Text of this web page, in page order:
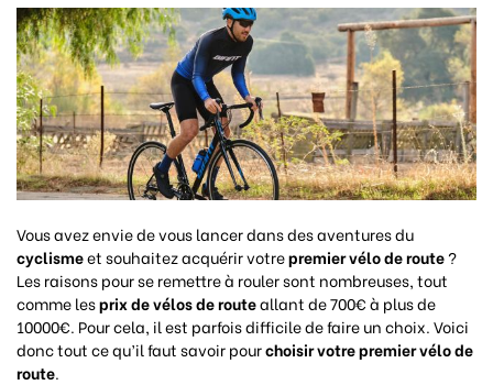
Vous avez envie de vous lancer dans des aventures du
cyclismeet souhaitez acquérir votrepremier vélo de route?
Les raisons pour se remettre à rouler sont nombreuses, tout
comme lesprix de vélos de routeallant de 700€ à plus de
10000€. Pour cela, il est parfois difficile de faire un choix. Voici
donc tout ce qu’il faut savoir pourchoisir votre premier vélo de
route.